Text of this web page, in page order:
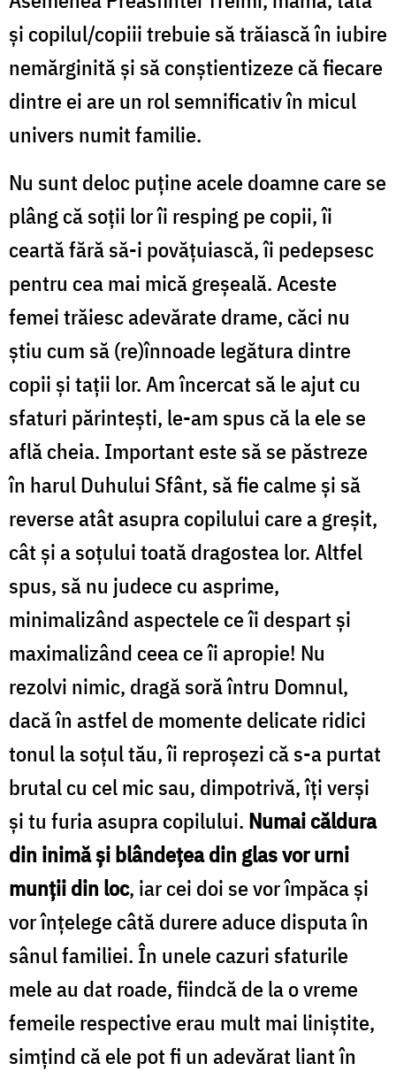
și copilul/copiii trebuie să trăiască în iubire
nemărginită şi să conştientizeze că fiecare
dintre ei are un rol semnificativ în micul
univers numit familie.
Nu sunt deloc puţine acele doamne care se
plâng că soţii lor îi resping pe copii, îi
ceartă fără să-i povăţuiască, îi pedepsesc
pentru cea mai mică greşeală. Aceste
femei trăiesc adevărate drame, căci nu
ştiu cum să (re)înnoade legătura dintre
copii şi taţii lor. Am încercat să le ajut cu
sfaturi părinteşti, le-am spus că la ele se
află cheia. Important este să se păstreze
în harul Duhului Sfânt, să fie calme şi să
reverse atât asupra copilului care a greşit,
cât şi a soţului toată dragostea lor. Altfel
spus, să nu judece cu asprime,
minimalizând aspectele ce îi despart şi
maximalizând ceea ce îi apropie! Nu
rezolvi nimic, dragă soră întru Domnul,
dacă în astfel de momente delicate ridici
tonul la soţul tău, îi reproşezi că s-a purtat
brutal cu cel mic sau, dimpotrivă, îţi verşi
şi tu furia asupra copilului. Numai căldura
din inimă şi blândeţea din glas vor urni
munţii din loc, iar cei doi se vor împăca şi
vor înţelege câtă durere aduce disputa în
sânul familiei. În unele cazuri sfaturile
mele au dat roade, fiindcă de la o vreme
femeile respective erau mult mai liniştite,
simţind că ele pot fi un adevărat liant în